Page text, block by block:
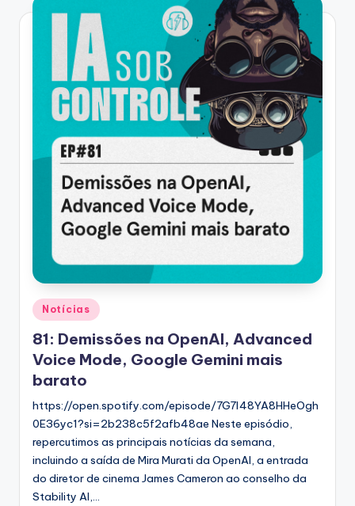
Posted
in
Notícias
81: Demissões na OpenAI, Advanced
Voice Mode, Google Gemini mais
barato
https://open.spotify.com/episode/7G7l48YA8HHeOgh
0E36yc1?si=2b238c5f2afb48ae Neste episódio,
repercutimos as principais notícias da semana,
incluindo a saída de Mira Murati da OpenAI, a entrada
do diretor de cinema James Cameron ao conselho da
Stability AI,…